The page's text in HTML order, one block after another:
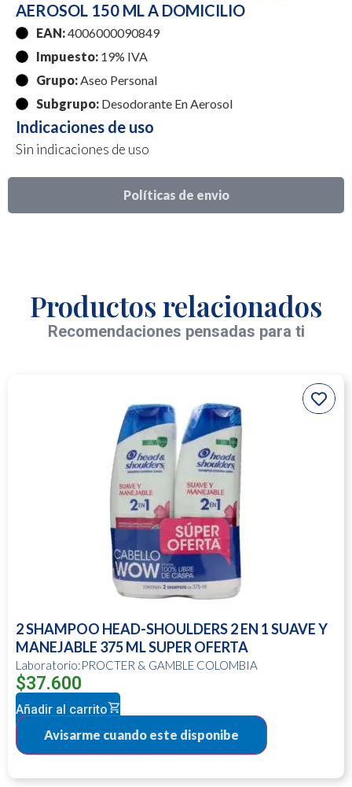
Políticas de envio
AEROSOL 150 ML A DOMICILIO
EAN:4006000090849
Impuesto: 19% IVA
Grupo:Aseo Personal
Subgrupo: Desodorante En Aerosol
Indicaciones de uso
Sin indicaciones de uso
Productos relacionados
Recomendaciones pensadas para ti
2 SHAMPOO HEAD-SHOULDERS 2 EN 1 SUAVE Y
MANEJABLE 375 ML SUPER OFERTA
Laboratorio:PROCTER & GAMBLE COLOMBIA
$37.600
Añadir al carrito